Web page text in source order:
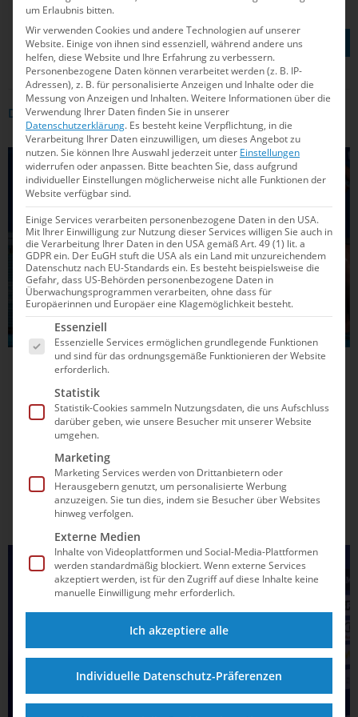
TEILEN AUF
DAS KÖNNTE DICH AUCH INTERRESSIEREN
WASSERBALL
20.01.2021 13:45
Tobias Preuß fehlt im DSV-Team bei der
Olympia-Quali
Am Dienstagabend beim 18:9-Sieg gegen Georgien saß
Tobias Preuß noch am Beckenrand und drückte den
Teamkollegen die Daumen. Die überzeugende Vorstellung
der DSV-Auswahl im Testspiel gegen den EM-Zehnten
machte Hoffnung, dass die deutschen Wasserballer auch
beim bevorstehenden Olympia-Qualifikationsturnier vom
14....ALLGEMEIN
um Erlaubnis bitten.
Wir verwenden Cookies und andere Technologien auf unserer
Website. Einige von ihnen sind essenziell, während andere uns
helfen, diese Website und Ihre Erfahrung zu verbessern.
Personenbezogene Daten können verarbeitet werden (z. B. IP-
Adressen), z. B. für personalisierte Anzeigen und Inhalte oder die
Messung von Anzeigen und Inhalten.Weitere Informationen über die
Verwendung Ihrer Daten finden Sie in unserer
Datenschutzerklärung. Es besteht keine Verpflichtung, in die
Verarbeitung Ihrer Daten einzuwilligen, um dieses Angebot zu
nutzen.Sie können Ihre Auswahl jederzeit unter Einstellungen
widerrufen oder anpassen. Bitte beachten Sie, dass aufgrund
individueller Einstellungen möglicherweise nicht alle Funktionen der
Website verfügbar sind.
Einige Services verarbeiten personenbezogene Daten in den USA.
Mit Ihrer Einwilligung zur Nutzung dieser Services willigen Sie auch in
die Verarbeitung Ihrer Daten in den USA gemäß Art. 49 (1) lit. a
GDPR ein. Der EuGH stuft die USA als ein Land mit unzureichendem
Datenschutz nach EU-Standards ein. Es besteht beispielsweise die
Gefahr, dass US-Behörden personenbezogene Daten in
Überwachungsprogrammen verarbeiten, ohne dass für
Europäerinnen und Europäer eine Klagemöglichkeit besteht.
Es folgt eine Liste der Service-Gruppen, für die
Essenziell
Essenzielle Services ermöglichen grundlegende Funktionen
und sind für das ordnungsgemäße Funktionieren der Website
erforderlich.
Statistik
Statistik-Cookies sammeln Nutzungsdaten, die uns Aufschluss
darüber geben, wie unsere Besucher mit unserer Website
umgehen.
Marketing
Marketing Services werden von Drittanbietern oder
Herausgebern genutzt, um personalisierte Werbung
anzuzeigen. Sie tun dies, indem sie Besucher über Websites
hinweg verfolgen.
Externe Medien
Inhalte von Videoplattformen und Social-Media-Plattformen
werden standardmäßig blockiert. Wenn externe Services
akzeptiert werden, ist für den Zugriff auf diese Inhalte keine
manuelle Einwilligung mehr erforderlich.
Ich akzeptiere alle
Individuelle Datenschutz-Präferenzen